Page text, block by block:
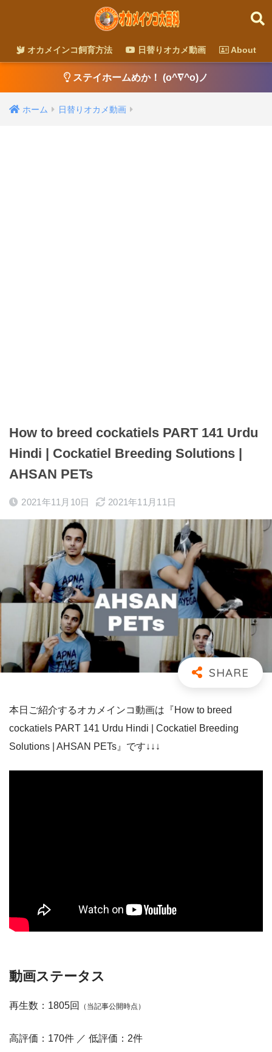
オカメインコ飼育方法 日替りオカメ動画 About
ステイホームめか！ (o^∇^o)ノ
ホーム 日替りオカメ動画
How to breed cockatiels PART 141 Urdu
Hindi | Cockatiel Breeding Solutions |
AHSAN PETs
2021年11月10日 2021年11月11日
本日ご紹介するオカメインコ動画は『How to breed
cockatiels PART 141 Urdu Hindi | Cockatiel Breeding
Solutions | AHSAN PETs』です↓↓↓
動画ステータス
再生数：1805回 （当記事公開時点）
高評価：170件 ／ 低評価：2件